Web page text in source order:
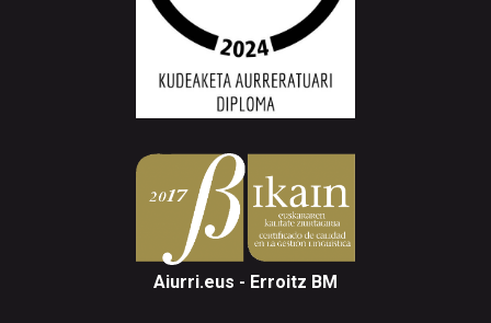
Aiurri.eus - Erroitz BM